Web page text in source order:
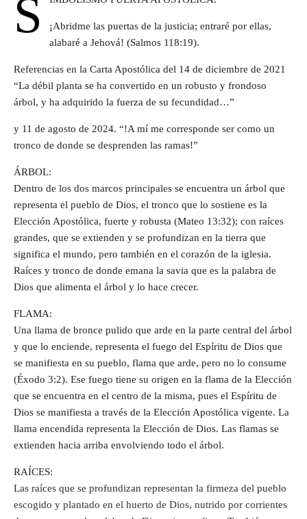
S
¡Abridme las puertas de la justicia; entraré por ellas,
alabaré a Jehová! (Salmos 118:19).
Referencias en la Carta Apostólica del 14 de diciembre de 2021
“La débil planta se ha convertido en un robusto y frondoso
árbol, y ha adquirido la fuerza de su fecundidad…”
y 11 de agosto de 2024. “!A mí me corresponde ser como un
tronco de donde se desprenden las ramas!”
ÁRBOL:
Dentro de los dos marcos principales se encuentra un árbol que
representa el pueblo de Dios, el tronco que lo sostiene es la
Elección Apostólica, fuerte y robusta (Mateo 13:32); con raíces
grandes, que se extienden y se profundizan en la tierra que
significa el mundo, pero también en el corazón de la iglesia.
Raíces y tronco de donde emana la savia que es la palabra de
Dios que alimenta el árbol y lo hace crecer.
FLAMA:
Una llama de bronce pulido que arde en la parte central del árbol
y que lo enciende, representa el fuego del Espíritu de Dios que
se manifiesta en su pueblo, flama que arde, pero no lo consume
(Éxodo 3:2). Ese fuego tiene su origen en la flama de la Elección
que se encuentra en el centro de la misma, pues el Espíritu de
Dios se manifiesta a través de la Elección Apostólica vigente. La
llama encendida representa la Elección de Dios. Las flamas se
extienden hacia arriba envolviendo todo el árbol.
RAÍCES:
Las raíces que se profundizan representan la firmeza del pueblo
escogido y plantado en el huerto de Dios, nutrido por corrientes